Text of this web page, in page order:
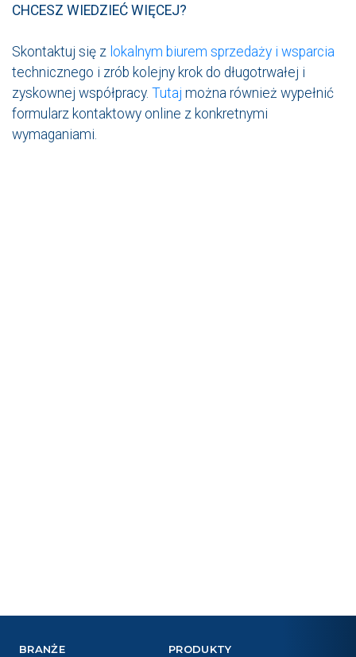
CHCESZ WIEDZIEĆ WIĘCEJ?
Skontaktuj się z lokalnym biurem sprzedaży i wsparcia
technicznego i zrób kolejny krok do długotrwałej i
zyskownej współpracy. Tutaj można również wypełnić
formularz kontaktowy online z konkretnymi
wymaganiami.
PRODUKTY
BRANŻE